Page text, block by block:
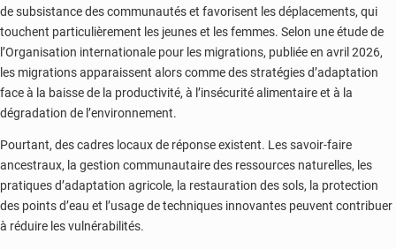
de subsistance des communautés et favorisent les déplacements, qui
touchent particulièrement les jeunes et les femmes. Selon une étude de
l’Organisation internationale pour les migrations, publiée en avril 2026,
les migrations apparaissent alors comme des stratégies d’adaptation
face à la baisse de la productivité, à l’insécurité alimentaire et à la
dégradation de l’environnement.
Pourtant, des cadres locaux de réponse existent. Les savoir-faire
ancestraux, la gestion communautaire des ressources naturelles, les
pratiques d’adaptation agricole, la restauration des sols, la protection
des points d’eau et l’usage de techniques innovantes peuvent contribuer
à réduire les vulnérabilités.